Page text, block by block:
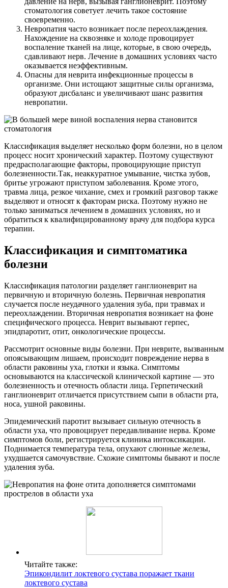
стоматология советует лечить такое состояние
своевременно.
Невропатия часто возникает после переохлаждения.
Нахождение на сквозняке и холоде провоцирует
воспаление тканей на лице, которые, в свою очередь,
сдавливают нерв. Лечение в домашних условиях часто
оказывается неэффективным.
Опасны для неврита инфекционные процессы в
организме. Они истощают защитные силы организма,
образуют дисбаланс и увеличивают шанс развития
невропатии.
Классификация выделяет несколько форм болезни, но в целом
процесс носит хронический характер. Поэтому существуют
предрасполагающие факторы, провоцирующие приступ
болезненности.Так, неаккуратное умывание, чистка зубов,
бритье угрожают приступом заболевания. Кроме этого,
травма лица, резкое чихание, смех и громкий разговор также
выделяют и относят к факторам риска. Поэтому нужно не
только заниматься лечением в домашних условиях, но и
обратиться к квалифицированному врачу для подбора курса
терапии.
Классификация и симптоматика
болезни
Классификация патологии разделяет ганглионеврит на
первичную и вторичную болезнь. Первичная невропатия
случается после неудачного удаления зуба, при травмах и
переохлаждении. Вторичная невропатия возникает на фоне
специфического процесса. Неврит вызывают герпес,
эпидпаротит, отит, онкологические процессы.
Рассмотрит основные виды болезни. При неврите, вызванным
опоясывающим лишаем, происходит повреждение нерва в
области раковины уха, глотки и языка. Симптомы
основываются на классической клинической картине — это
болезненность и отечность области лица. Герпетический
ганглионеврит отличается присутствием сыпи в области рта,
носа, ушной раковины.
Эпидемический паротит вызывает сильную отечность в
области уха, что провоцирует передавливание нерва. Кроме
симптомов боли, регистрируется клиника интоксикации.
Поднимается температура тела, опухают слюнные железы,
ухудшается самочувствие. Схожие симптомы бывают и после
удаления зуба.
Читайте также:
Эпикондилит локтевого сустава поражает ткани
локтевого сустава